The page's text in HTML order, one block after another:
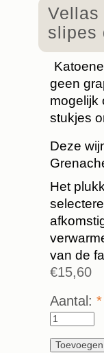
Vellas
slipes
geen
mogelijk
stukjes
Deze
Het
van de
€15,60
Aantal: *